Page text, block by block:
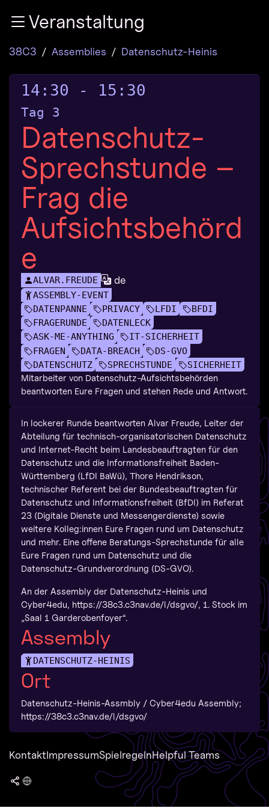
Zum InhaltVeranstaltung
38C3 Assemblies Datenschutz-Heinis
14:30 - 15:30
Tag 3
Datenschutz-
Sprechstunde –
Frag die
Aufsichtsbehörd
e
ALVAR.FREUDE de
ASSEMBLY-EVENT
DATENPANNE
PRIVACY LFDI
BFDI
FRAGERUNDE
DATENLECK
ASK-ME-ANYTHING
IT-SICHERHEIT
FRAGEN
DATA-BREACH
DS-GVO
DATENSCHUTZ
SPRECHSTUNDE
SICHERHEIT
Mitarbeiter von Datenschutz-Aufsichtsbehörden
beantworten Eure Fragen und stehen Rede und Antwort.
In lockerer Runde beantworten Alvar Freude, Leiter der
Abteilung für technisch-organisatorischen Datenschutz
und Internet-Recht beim Landesbeauftragten für den
Datenschutz und die Informationsfreiheit Baden-
Württemberg (LfDI BaWü), Thore Hendrikson,
technischer Referent bei der Bundesbeauftragten für
Datenschutz und Informationsfreiheit (BfDI) im Referat
23 (Digitale Dienste und Messengerdienste) sowie
weitere Kolleg:innen Eure Fragen rund um Datenschutz
und mehr. Eine offene Beratungs-Sprechstunde für alle
Eure Fragen rund um Datenschutz und die
Datenschutz-Grundverordnung (DS-GVO).
An der Assembly der Datenschutz-Heinis und
Cyber4edu, https://38c3.c3nav.de/l/dsgvo/, 1. Stock im
„Saal 1 Garderobenfoyer“.
Assembly
DATENSCHUTZ-HEINIS
Ort
Datenschutz-Heinis-Assmbly / Cyber4edu Assembly;
https://38c3.c3nav.de/l/dsgvo/
KontaktImpressumSpielregelnHelpful Teams